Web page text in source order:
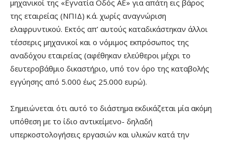
μηχανικοί της «Εγνατία Οδός ΑΕ» για απάτη εις βάρος
της εταιρείας (ΝΠΙΔ) κ.ά. χωρίς αναγνώριση
ελαφρυντικού. Εκτός απ’ αυτούς καταδικάστηκαν άλλοι
τέσσερις μηχανικοί και ο νόμιμος εκπρόσωπος της
αναδόχου εταιρείας (αφέθηκαν ελεύθεροι μέχρι το
δευτεροβάθμιο δικαστήριο, υπό τον όρο της καταβολής
εγγύησης από 5.000 έως 25.000 ευρώ).
Σημειώνεται ότι αυτό το διάστημα εκδικάζεται μία ακόμη
υπόθεση με το ίδιο αντικείμενο- δηλαδή
υπερκοστολογήσεις εργασιών και υλικών κατά την